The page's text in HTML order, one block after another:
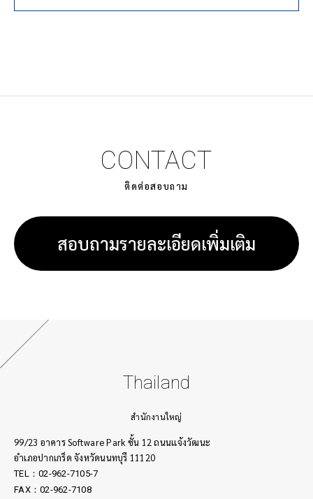
CONTACT
ติดต่อสอบถาม
สอบถามรายละเอียดเพิ่มเติม
Thailand
สำนักงานใหญ่
99/23 อาคาร Software Park ชั้น 12 ถนนเเจ้งวัฒนะ
อำเภอปากเกร็ด จังหวัดนนทบุรี 11120
TEL：02-962-7105-7
FAX：02-962-7108